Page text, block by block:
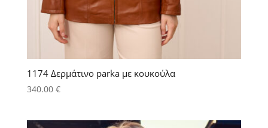
1174 Δερμάτινο parka με κουκούλα
340.00 €